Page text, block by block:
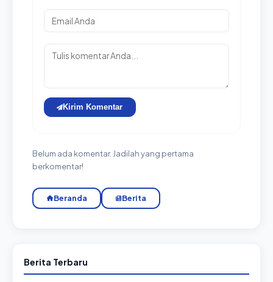
Kirim Komentar
Belum ada komentar. Jadilah yang pertama
berkomentar!
Beranda Berita
Berita Terbaru